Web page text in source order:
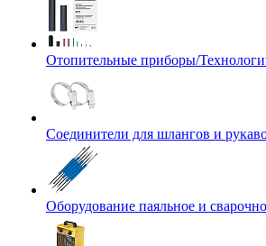
Отопительные приборы/
Соединители для шлангов и
Оборудование паяльное и